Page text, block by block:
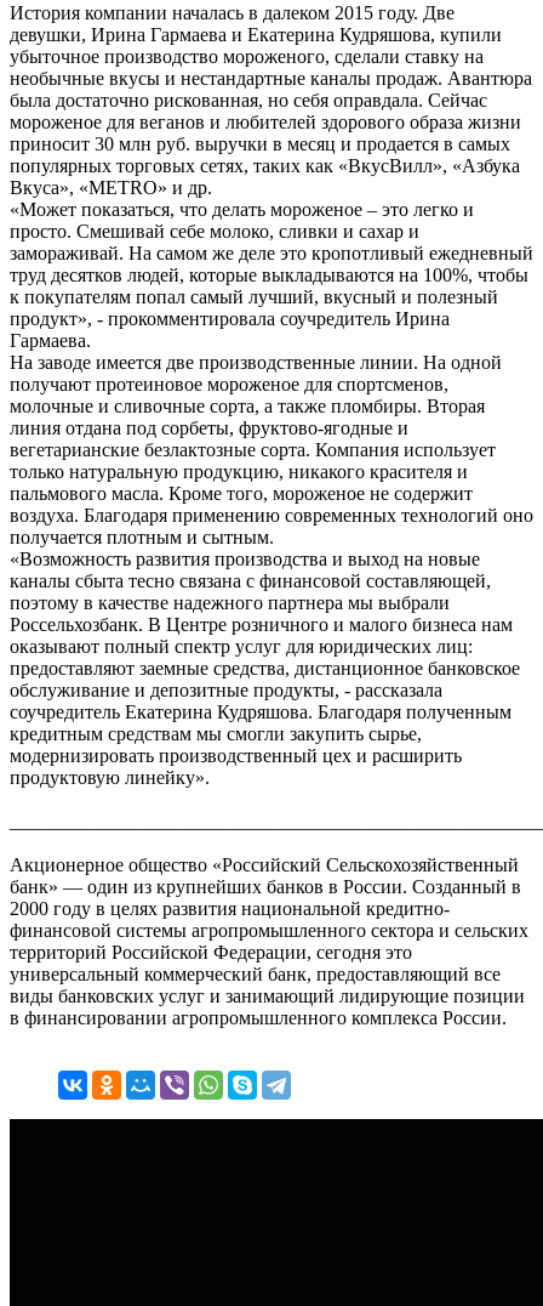
История компании началась в далеком 2015 году. Две
девушки, Ирина Гармаева и Екатерина Кудряшова, купили
убыточное производство мороженого, сделали ставку на
необычные вкусы и нестандартные каналы продаж. Авантюра
была достаточно рискованная, но себя оправдала. Сейчас
мороженое для веганов и любителей здорового образа жизни
приносит 30 млн руб. выручки в месяц и продается в самых
популярных торговых сетях, таких как «ВкусВилл», «Азбука
Вкуса», «МETRO» и др.
«Может показаться, что делать мороженое – это легко и
просто. Смешивай себе молоко, сливки и сахар и
замораживай. На самом же деле это кропотливый ежедневный
труд десятков людей, которые выкладываются на 100%, чтобы
к покупателям попал самый лучший, вкусный и полезный
продукт», - прокомментировала соучредитель Ирина
Гармаева.
На заводе имеется две производственные линии. На одной
получают протеиновое мороженое для спортсменов,
молочные и сливочные сорта, а также пломбиры. Вторая
линия отдана под сорбеты, фруктово-ягодные и
вегетарианские безлактозные сорта. Компания использует
только натуральную продукцию, никакого красителя и
пальмового масла. Кроме того, мороженое не содержит
воздуха. Благодаря применению современных технологий оно
получается плотным и сытным.
«Возможность развития производства и выход на новые
каналы сбыта тесно связана с финансовой составляющей,
поэтому в качестве надежного партнера мы выбрали
Россельхозбанк. В Центре розничного и малого бизнеса нам
оказывают полный спектр услуг для юридических лиц:
предоставляют заемные средства, дистанционное банковское
обслуживание и депозитные продукты, - рассказала
соучредитель Екатерина Кудряшова. Благодаря полученным
кредитным средствам мы смогли закупить сырье,
модернизировать производственный цех и расширить
продуктовую линейку».
Акционерное общество «Российский Сельскохозяйственный
банк» — один из крупнейших банков в России. Созданный в
2000 году в целях развития национальной кредитно-
финансовой системы агропромышленного сектора и сельских
территорий Российской Федерации, сегодня это
универсальный коммерческий банк, предоставляющий все
виды банковских услуг и занимающий лидирующие позиции
в финансировании агропромышленного комплекса России.